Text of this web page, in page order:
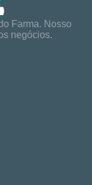
Farma. Nosso
negócios.